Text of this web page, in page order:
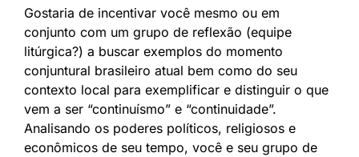
Gostaria de incentivar você mesmo ou em
conjunto com um grupo de reflexão (equipe
litúrgica?) a buscar exemplos do momento
conjuntural brasileiro atual bem como do seu
contexto local para exemplificar e distinguir o que
vem a ser “continuísmo” e “continuidade”.
Analisando os poderes políticos, religiosos e
econômicos de seu tempo, você e seu grupo de